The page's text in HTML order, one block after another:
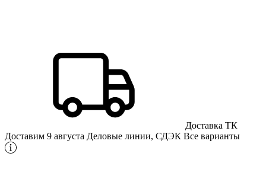
Доставка ТК
Доставим 9 августа Деловые линии, СДЭК Все варианты